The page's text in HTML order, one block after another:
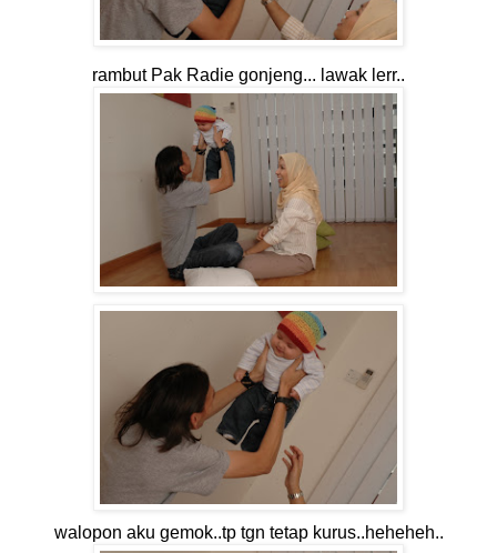
rambut Pak Radie gonjeng... lawak lerr..
walopon aku gemok..tp tgn tetap kurus..heheheh..